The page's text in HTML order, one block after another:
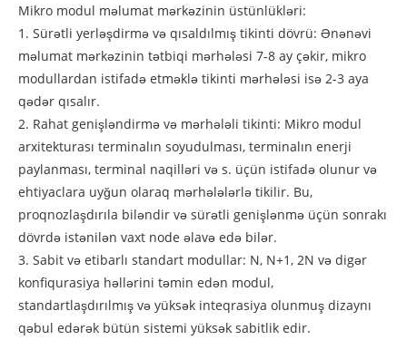
Mikro modul məlumat mərkəzinin üstünlükləri:
1. Sürətli yerləşdirmə və qısaldılmış tikinti dövrü: Ənənəvi
məlumat mərkəzinin tətbiqi mərhələsi 7-8 ay çəkir, mikro
modullardan istifadə etməklə tikinti mərhələsi isə 2-3 aya
qədər qısalır.
2. Rahat genişləndirmə və mərhələli tikinti: Mikro modul
arxitekturası terminalın soyudulması, terminalın enerji
paylanması, terminal naqilləri və s. üçün istifadə olunur və
ehtiyaclara uyğun olaraq mərhələlərlə tikilir. Bu,
proqnozlaşdırıla biləndir və sürətli genişlənmə üçün sonrakı
dövrdə istənilən vaxt node əlavə edə bilər.
3. Sabit və etibarlı standart modullar: N, N+1, 2N və digər
konfiqurasiya həllərini təmin edən modul,
standartlaşdırılmış və yüksək inteqrasiya olunmuş dizaynı
qəbul edərək bütün sistemi yüksək sabitlik edir.